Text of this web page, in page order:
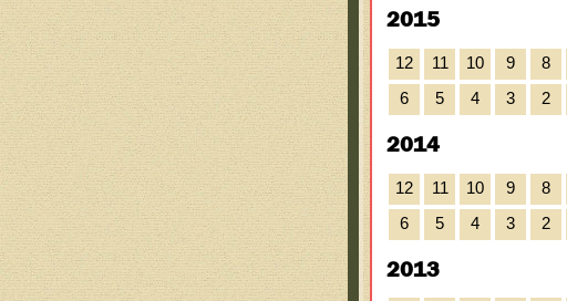
2015
12 11 10 9 8
6
5 4 3 2
2014
12 11 10 9 8
6
5 4 3 2
2013